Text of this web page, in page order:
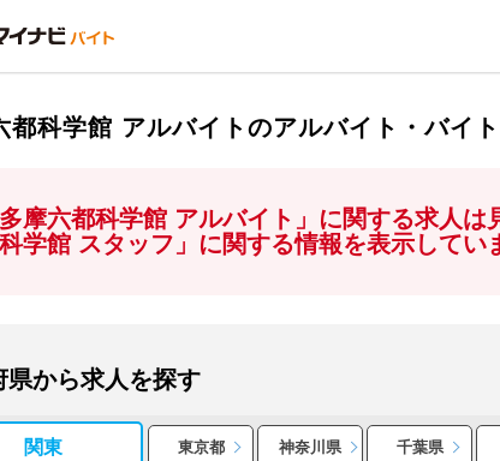
都科学館 アルバイトのアルバイト・バイ
多摩六都科学館 アルバイト」に関する求人は
科学館 スタッフ」に関する情報を表示してい
県から求人を探す
関東 東京都 神奈川県 千葉県